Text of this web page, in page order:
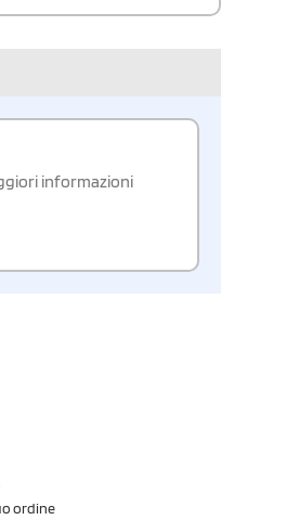
informazioni
ordine